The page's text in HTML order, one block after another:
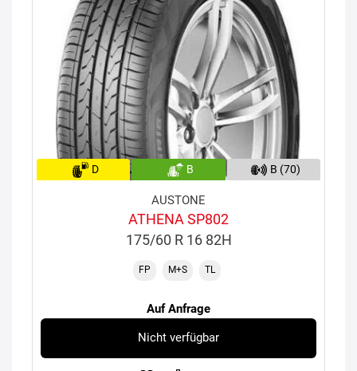
D B B (70)
AUSTONE
ATHENA SP802
175/60 R 16 82H
FP M+S TL
Auf Anfrage
Nicht verfügbar